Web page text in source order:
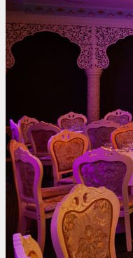
Важные условия
Со своим алкоголем
С живой музыкой
С панорамным видом
С детской комнатой
С шоу программой
Своя парковка